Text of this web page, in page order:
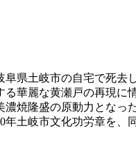
県土岐市の自宅で死去
華麗な黄瀬戸の再現に
濃焼隆盛の原動力となっ
土岐市文化功労章を、